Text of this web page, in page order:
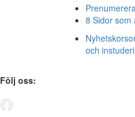
8 Sidor som
och
Följ oss: